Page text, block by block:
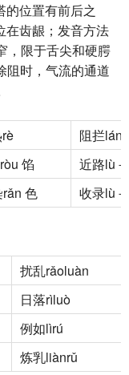
的位置有前后之
在齿龈；发音方法
，限于舌尖和硬腭
阻时，气流的通道
阻拦lán
馅
近路lù
色 收录lù
扰乱rǎoluàn
日落rìluò
例如lìrú
炼乳liànrǔ